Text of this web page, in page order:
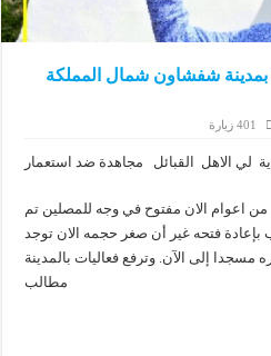
بمدينة شفشاون شمال المملكة
401 زيارة
لي الاهل القبائل مجاهدة ضد استعمار
اعوام الان مفتوح في وجه للمصلين تم
فتحه غير أن صغر حجمه الان توجد
مسجدا إلى الآن. وترفع فعاليات بالمدينة
مطالب